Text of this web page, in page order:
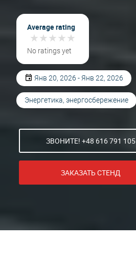
Average rating
★★★★★
★★★★★
No ratings yet
Янв 20, 2026 - Янв 22, 2026
Энергетика, энергосбережение
ЗВОНИТЕ! +48 616 791 105
ЗАКАЗАТЬ СТЕНД